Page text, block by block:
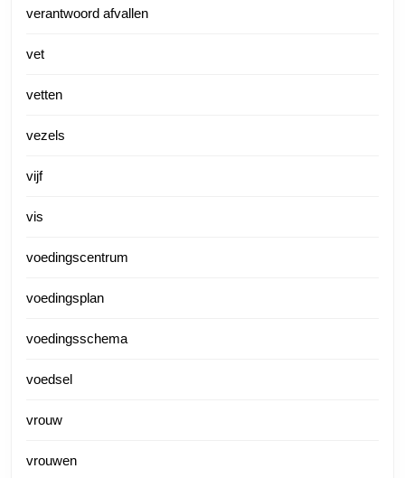
verantwoord afvallen
vet
vetten
vezels
vijf
vis
voedingscentrum
voedingsplan
voedingsschema
voedsel
vrouw
vrouwen